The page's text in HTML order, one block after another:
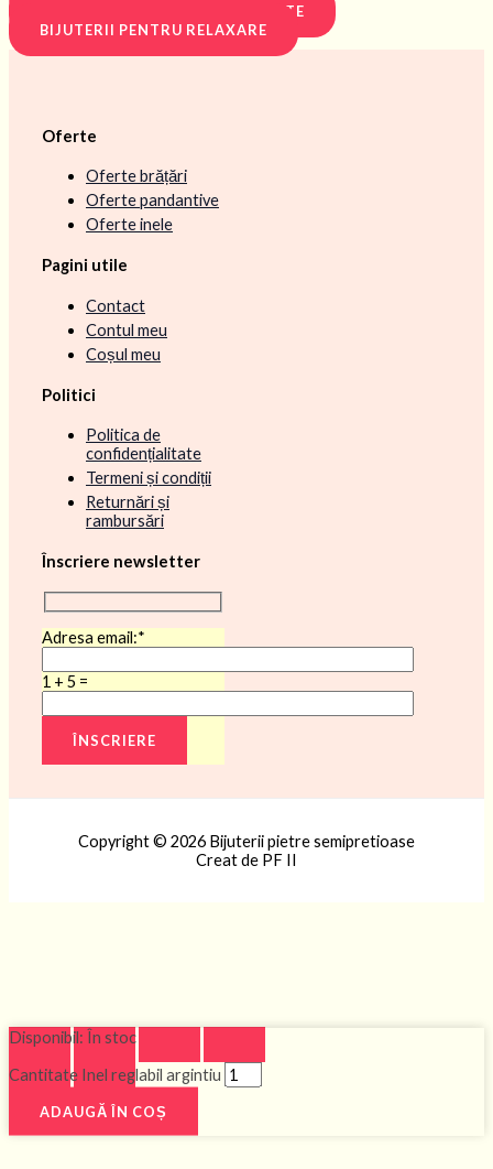
BIJUTERII PENTRU PROSPERITATE
BIJUTERII PENTRU RELAXARE
Oferte
Oferte brățări
Oferte pandantive
Oferte inele
Pagini utile
Contact
Contul meu
Coșul meu
Politici
Politica de
confidențialitate
Termeni și condiții
Returnări și
rambursări
Înscriere newsletter
Adresa email:*
1 + 5 =
Copyright © 2026 Bijuterii pietre semipretioase
Creat de PF II
Disponibil: În stoc
Cantitate Inel reglabil argintiu
ADAUGĂ ÎN COȘ